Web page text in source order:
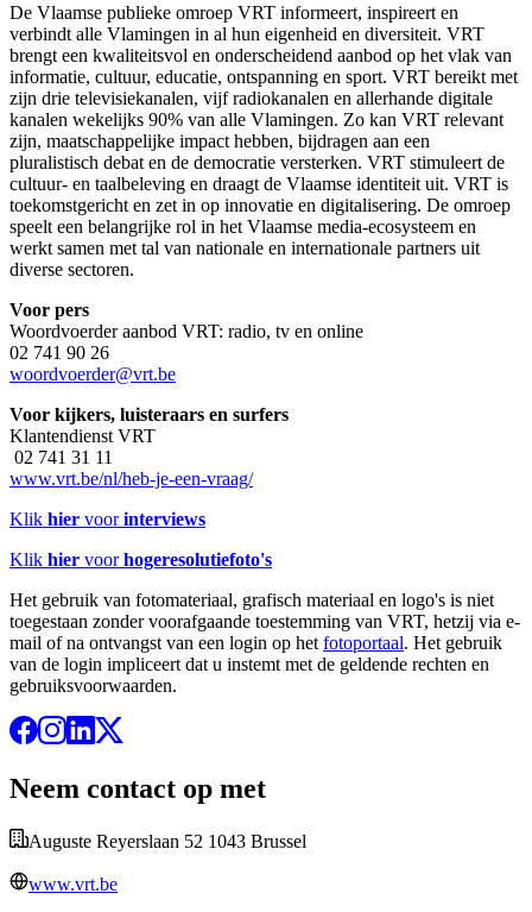
De Vlaamse publieke omroep VRT informeert, inspireert en
verbindt alle Vlamingen in al hun eigenheid en diversiteit. VRT
brengt een kwaliteitsvol en onderscheidend aanbod op het vlak van
informatie, cultuur, educatie, ontspanning en sport. VRT bereikt met
zijn drie televisiekanalen, vijf radiokanalen en allerhande digitale
kanalen wekelijks 90% van alle Vlamingen. Zo kan VRT relevant
zijn, maatschappelijke impact hebben, bijdragen aan een
pluralistisch debat en de democratie versterken. VRT stimuleert de
cultuur- en taalbeleving en draagt de Vlaamse identiteit uit. VRT is
toekomstgericht en zet in op innovatie en digitalisering. De omroep
speelt een belangrijke rol in het Vlaamse media-ecosysteem en
werkt samen met tal van nationale en internationale partners uit
diverse sectoren.
Voor pers
Woordvoerder aanbod VRT: radio, tv en online
02 741 90 26
woordvoerder@vrt.be
Voor kijkers, luisteraars en surfers
Klantendienst VRT
02 741 31 11
www.vrt.be/nl/heb-je-een-vraag/
Klik hier voorinterviews
Klik hier voorhogeresolutiefoto's
Het gebruik van fotomateriaal, grafisch materiaal en logo's is niet
toegestaan zonder voorafgaande toestemming van VRT, hetzij via e-
mail of na ontvangst van een login op het fotoportaal. Het gebruik
van de login impliceert dat u instemt met de geldende rechten en
gebruiksvoorwaarden.
Neem contact op met
Auguste Reyerslaan 52 1043 Brussel
www.vrt.be